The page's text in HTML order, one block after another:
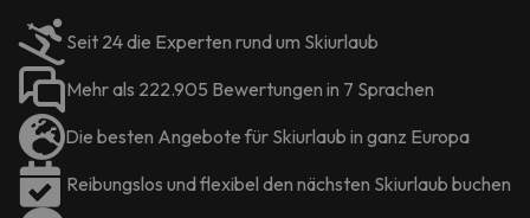
Seit 24 die Experten rund um Skiurlaub
Mehr als 222.905 Bewertungen in 7 Sprachen
Die besten Angebote für Skiurlaub in ganz Europa
Reibungslos und flexibel den nächsten Skiurlaub buchen